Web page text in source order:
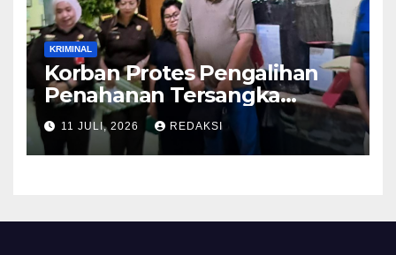
KRIMINAL
Korban Protes Pengalihan
Penahanan Tersangka
Pemalsuan Merek Skincare,
Kasi Penkum Kejati Jatim:
Nanti Saya Tegur Jaksanya
11 JULI, 2026 REDAKSI